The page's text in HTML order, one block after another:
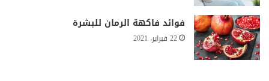
فوائد فاكهة الرمان للبشرة
22 فبراير، 2021